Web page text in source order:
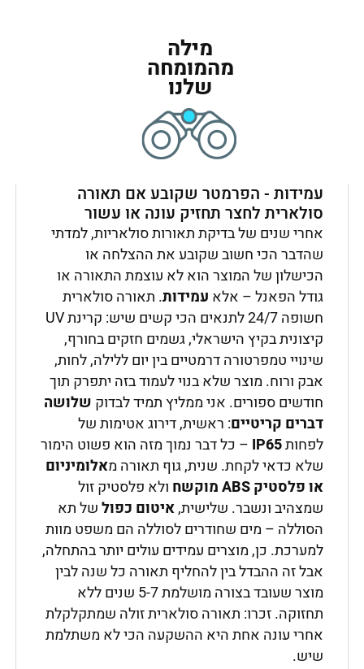
מילה
מהמומחה
שלנו
עמידות - הפרמטר שקובע אם תאורה
סולארית לחצר תחזיק עונה או עשור
אחרי שנים של בדיקת תאורות סולאריות, למדתי
שהדבר הכי חשוב שקובע את ההצלחה או
הכישלון של המוצר הוא לא עוצמת התאורה או
גודל הפאנל – אלא עמידות. תאורה סולארית
חשופה 24/7 לתנאים הכי קשים שיש: קרינת UV
קיצונית בקיץ הישראלי, גשמים חזקים בחורף,
שינויי טמפרטורה דרמטיים בין יום ללילה, לחות,
אבק ורוח. מוצר שלא בנוי לעמוד בזה יתפרק תוך
חודשים ספורים. אני ממליץ תמיד לבדוק שלושה
דברים קריטיים: ראשית, דירוג אטימות של
לפחותIP65 – כל דבר נמוך מזה הוא פשוט הימור
שלא כדאי לקחת. שנית, גוף תאורה מאלומיניום
או פלסטיק
מוקשח ולא פלסטיק זול
שמצהיב ונשבר. שלישית,איטום כפולשל תא
הסוללה – מים שחודרים לסוללה הם משפט מוות
למערכת. כן, מוצרים עמידים עולים יותר בהתחלה,
אבל זה ההבדל בין להחליף תאורה כל שנה לבין
מוצר שעובד בצורה מושלמת 5-7 שנים ללא
תחזוקה. זכרו: תאורה סולארית זולה שמתקלקלת
אחרי עונה אחת היא ההשקעה הכי לא משתלמת
שיש.